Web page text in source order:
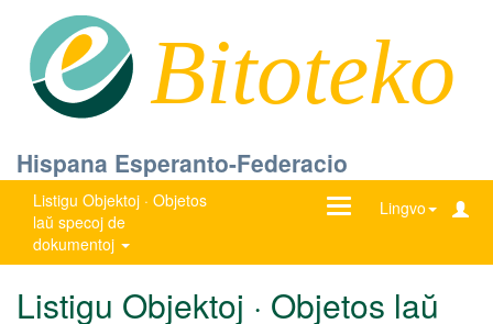
Bitoteko
Hispana Esperanto-Federacio
Listigu Objektoj · Objetos
laŭ specoj de
dokumentoj
Lingvo
Ŝanĝu
Listigu Objektoj · Objetos laŭ